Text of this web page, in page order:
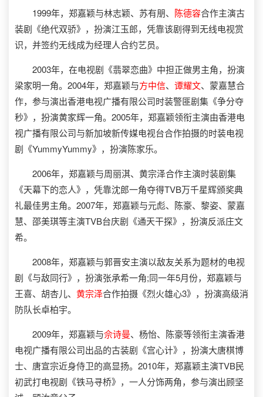
1999年，郑嘉颖与林志颖、苏有朋、 陈德容合作主演古
装剧《绝代双骄》，扮演江玉郎，凭靠该剧得到无线电视赏
识，并签约无线成为经理人合约艺员。
2003年，在电视剧《翡翠恋曲》中担正做男主角，扮演
梁家明一角。2004年，郑嘉颖与方中信、 谭耀文、蒙嘉慧合
作，参与演出香港电视广播有限公司时装警匪剧集《争分夺
秒》，扮演黄家辉一角。2005年，郑嘉颖领衔主演由香港电
视广播有限公司与新加坡新传媒电视台合作拍摄的时装电视
剧《YummyYummy》，扮演陈家乐。
2006年，郑嘉颖与周丽淇、黄宗泽合作主演时装剧集
《天幕下的恋人》，凭靠沈郎一角夺得TVB万千星辉颁奖典
礼最佳男主角。2007年，郑嘉颖与元彪、陈豪、黎姿、蒙嘉
慧、邵美琪等主演TVB台庆剧《通天干探》，扮演反派庄文
希。
2008年，郑嘉颖与郭晋安主演以敌友关系为题材的电视
剧《与敌同行》，扮演张承希一角;同一年5月份，郑嘉颖与
王喜、胡杏儿、 黄宗泽合作拍摄《烈火雄心3》，扮演高级消
防队长卓柏宇。
2009年，郑嘉颖与佘诗曼、杨怡、陈豪等领衔主演香港
电视广播有限公司出品的古装剧《宫心计》，扮演大唐棋博
士、唐宣宗近身侍卫的高显扬。2010年，郑嘉颖主演TVB民
初武打电视剧《铁马寻桥》，一人分饰两角，参与演出顾坚